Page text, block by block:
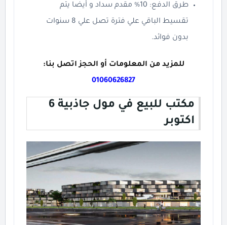
طرق الدفع: 10% مقدم سداد و أيضا يتم
تقسيط الباقي علي فترة تصل علي 8 سنوات
بدون فوائد.
للمزيد من المعلومات أو الحجز اتصل بنا:
01060626827
مكتب للبيع في مول جاذبية 6
اكتوبر